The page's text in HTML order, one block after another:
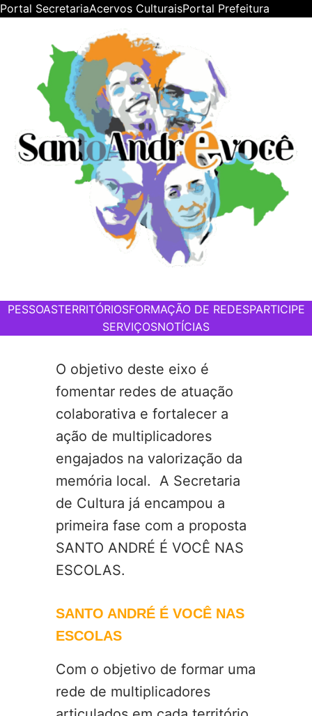
Portal SecretariaAcervos CulturaisPortal Prefeitura
PESSOASTERRITÓRIOSFORMAÇÃO DE REDESPARTICIPE
SERVIÇOSNOTÍCIAS
O objetivo deste eixo é
fomentar redes de atuação
colaborativa e fortalecer a
ação de multiplicadores
engajados na valorização da
memória local. A Secretaria
de Cultura já encampou a
primeira fase com a proposta
SANTO ANDRÉ É VOCÊ NAS
ESCOLAS.
SANTO ANDRÉ É VOCÊ NAS
ESCOLAS
Com o objetivo de formar uma
rede de multiplicadores